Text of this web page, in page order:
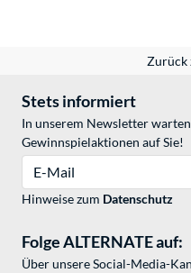
Zurück
Stets informiert
In unserem Newsletter
Gewinnspielaktionen auf Sie!
Hinweise zum Datenschutz
Folge ALTERNATE auf:
Über unsere Social-Media-